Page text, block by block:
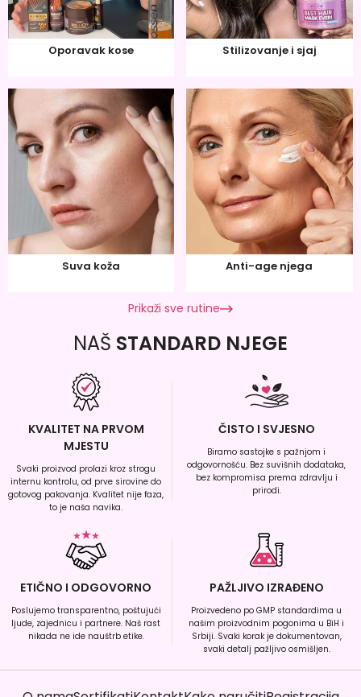
Oporavak kose Stilizovanje i sjaj
Suva koža Anti-age njega
Prikaži sve rutine
NAŠ STANDARD NJEGE
KVALITET NA PRVOM
MJESTU
Svaki proizvod prolazi kroz strogu
internu kontrolu, od prve sirovine do
gotovog pakovanja. Kvalitet nije faza,
to je naša navika.
ČISTO I SVJESNO
Biramo sastojke s pažnjom i
odgovornošću. Bez suvišnih dodataka,
bez kompromisa prema zdravlju i
prirodi.
ETIČNO I ODGOVORNO
Poslujemo transparentno, poštujući
ljude, zajednicu i partnere. Naš rast
nikada ne ide nauštrb etike.
PAŽLJIVO IZRAĐENO
Proizvedeno po GMP standardima u
našim proizvodnim pogonima u BiH i
Srbiji. Svaki korak je dokumentovan,
svaki detalj pažljivo osmišljen.